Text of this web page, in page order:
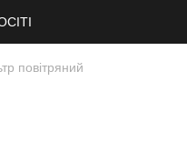
повітряний